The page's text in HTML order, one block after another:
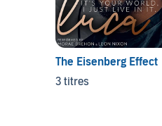
The Eisenberg Effect
3 titres